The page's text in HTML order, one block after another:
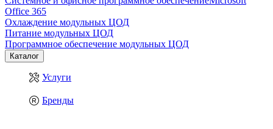
Office 365
Охлаждение модульных ЦОД
Питание модульных ЦОД
Программное обеспечение модульных ЦОД
Каталог
Услуги
Бренды